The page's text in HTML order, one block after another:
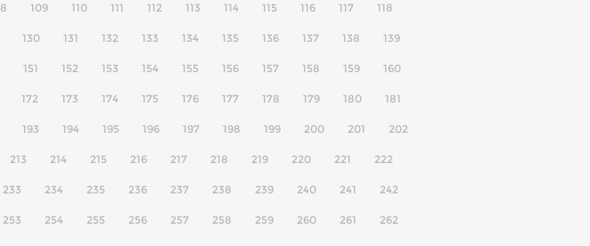
109 110 111 112 113 114 115 116 117 118
130 131 132 133 134 135 136 137 138 139
151 152 153 154 155 156 157 158 159 160
172 173 174 175 176 177 178 179 180 181
193 194 195 196 197 198 199 200 201 202
213 214 215 216 217 218 219 220 221 222
233 234 235 236 237 238 239 240 241 242
253 254 255 256 257 258 259 260 261 262